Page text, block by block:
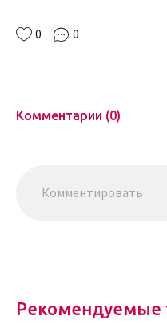
0 0
Комментарии (0)
Рекомендуемые